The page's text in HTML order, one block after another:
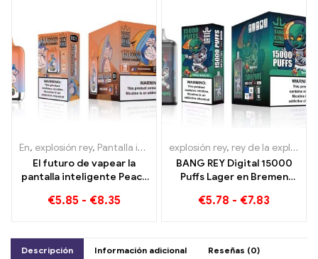
En, explosión rey, Pantalla inteligente Bang King 15000 Soplo ,
El futuro de vapear la
pantalla inteligente Peach
Soplo
€5.85 - €8.35
explosión rey, rey de la explosión 15000 bocanadas
BANG REY Digital 15000
Puffs Lager en Bremen
€5.78 - €7.83
Descripción Información adicional Reseñas (0)